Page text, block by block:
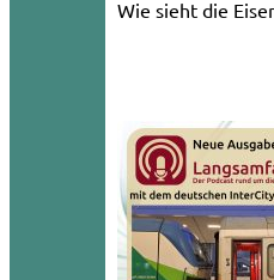
Wie sieht die